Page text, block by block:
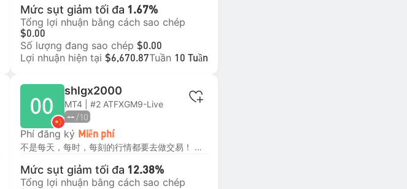
Mức sụt giảm tối đa 1.67%
Tổng lợi nhuận bằng cách sao chép
$0.00
Số lượng đang sao chép $0.00
Lợi nhuận hiện tại $6,670.87Tuần 10 Tuần
shlgx2000
MT4 | #2 ATFXGM9-Live
-- /10
Phí đăng ký Miễn phí
不是每天，每时，每刻的行情都要去做交易！ 要像狙击手一样，等待最佳的出手机会，一击必中，一击致胜！（非洲草原狮子）
Mức sụt giảm tối đa 12.38%
Tổng lợi nhuận bằng cách sao chép